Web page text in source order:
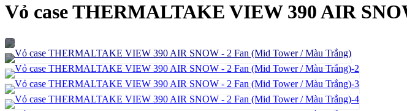
Vỏ case THERMALTAKE VIEW 390 AIR